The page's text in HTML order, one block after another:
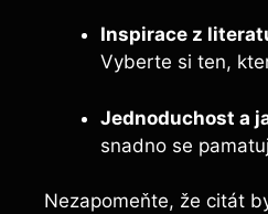
Inspirace z
Vyberte si ten,
Jednoduchost a
snadno se
Nezapomeňte, že citát